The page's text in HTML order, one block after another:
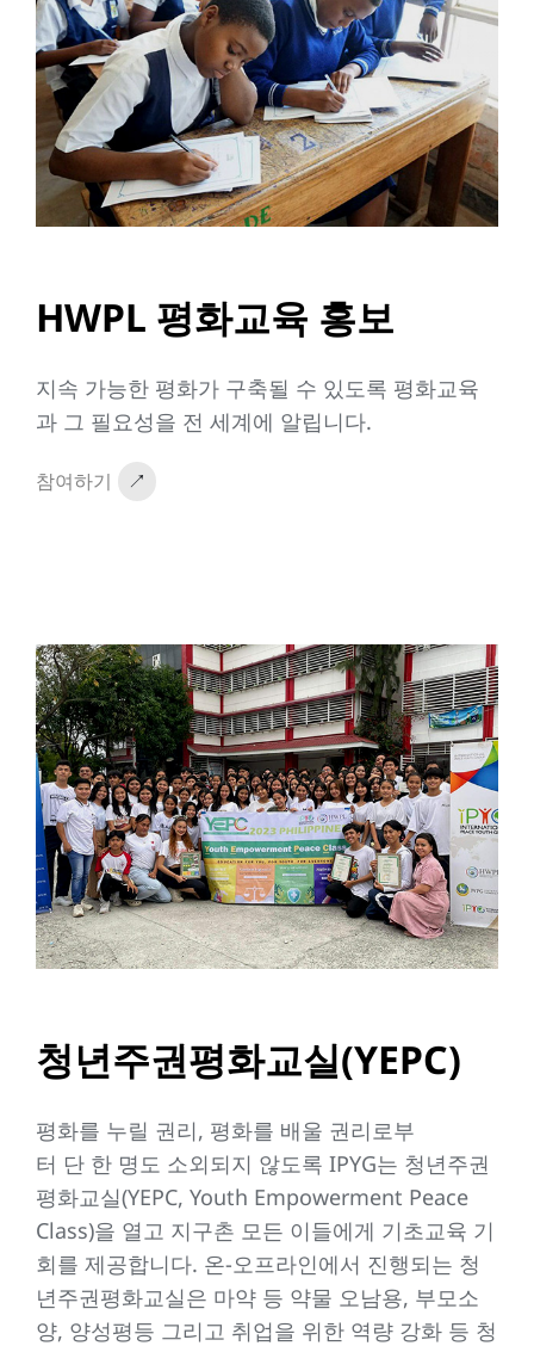
HWPL 평화교육 홍보
지속 가능한 평화가 구축될 수 있도록 평화교육
과 그 필요성을 전 세계에 알립니다.
참여하기
청년주권평화교실(YEPC)
평화를 누릴 권리, 평화를 배울 권리로부
터 단 한 명도 소외되지 않도록 IPYG는 청년주권
평화교실(YEPC, Youth Empowerment Peace
Class)을 열고 지구촌 모든 이들에게 기초교육 기
회를 제공합니다. 온-오프라인에서 진행되는 청
년주권평화교실은 마약 등 약물 오남용, 부모소
양, 양성평등 그리고 취업을 위한 역량 강화 등 청